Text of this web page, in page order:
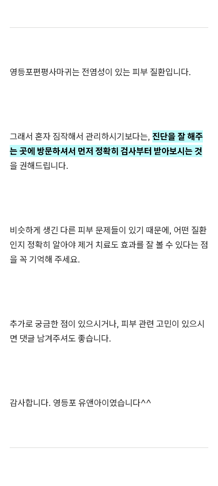
영등포편평사마귀는 전염성이 있는 피부 질환입니다.
그래서 혼자 짐작해서 관리하시기보다는, 진단을 잘 해주
는 곳에 방문하셔서 먼저 정확히 검사부터 받아보시는 것
을 권해드립니다.
비슷하게 생긴 다른 피부 문제들이 있기 때문에, 어떤 질환
인지 정확히 알아야 제거 치료도 효과를 잘 볼 수 있다는 점
을 꼭 기억해 주세요.
추가로 궁금한 점이 있으시거나, 피부 관련 고민이 있으시
면 댓글 남겨주셔도 좋습니다.
감사합니다. 영등포 유앤아이였습니다^^